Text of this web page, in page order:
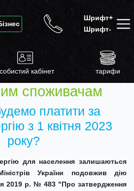
Шрифт+
Шрифт-
кабінет тарифи
споживачам
платити за
з 1 квітня 2023
року?
для населення залишаються
України подовжив дію
2019 р. № 483 "Про затвердження